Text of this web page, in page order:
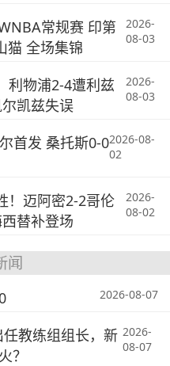
常规赛 印第
猫 全场集锦
2026-
08-03
利物浦2-4遭利兹
凯兹失误
2026-
08-03
首发 桑托斯0-02026-08-
02
！迈阿密2-2哥伦
替补登场
2026-
08-02
闻
2026-08-07
教练组组长，新
？
2026-
08-07